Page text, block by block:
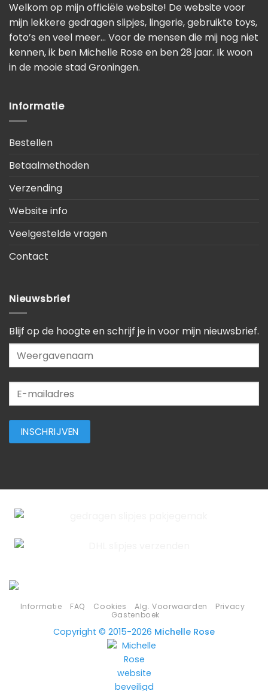
Welkom op mijn officiële website! De website voor
mijn lekkere gedragen slipjes, lingerie, gebruikte toys,
foto’s en veel meer… Voor de mensen die mij nog niet
kennen, ik ben Michelle Rose en ben 28 jaar. Ik woon
in de mooie stad Groningen.
Informatie
Bestellen
Betaalmethoden
Verzending
Website info
Veelgestelde vragen
Contact
Nieuwsbrief
Blijf op de hoogte en schrijf je in voor mijn nieuwsbrief.
Informatie FAQ Cookies Alg. Voorwaarden
Privacy
Gastenboek
Copyright © 2015-2026 Michelle Rose